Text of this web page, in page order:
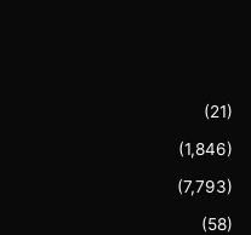
(21)
(1,846)
(7,793)
(58)